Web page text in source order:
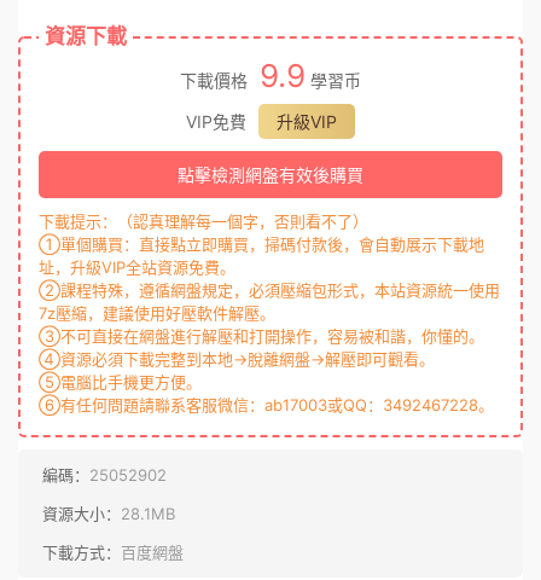
資源下載
下載價格 9.9 學習币
VIP免費
升級VIP
點擊檢測網盤有效後購買
下載提示：（認真理解每一個字，否則看不了）
①單個購買：直接點立即購買，掃碼付款後，會自動展示下載地
址，升級VIP全站資源免費。
②課程特殊，遵循網盤規定，必須壓縮包形式，本站資源統一使用
7z壓縮，建議使用好壓軟件解壓。
③不可直接在網盤進行解壓和打開操作，容易被和諧，你懂的。
④資源必須下載完整到本地→脫離網盤→解壓即可觀看。
⑤電腦比手機更方便。
⑥有任何問題請聯系客服微信：ab17003或QQ：3492467228。
編碼： 25052902
資源大小： 28.1MB
下載方式： 百度網盤